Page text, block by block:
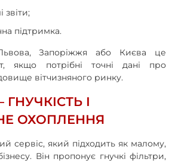
звіти;
підтримка.
Запоріжжя або Києва це
якщо потрібні точні дані про
вітчизняного ринку.
ГНУЧКІСТЬ І
ОХОПЛЕННЯ
сервіс, який підходить як малому,
Він пропонує гнучкі фільтри,